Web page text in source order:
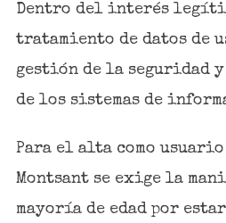
Dentro del interés
tratamiento de datos de
gestión de la seguridad
de los sistemas de
Para el alta como usuario
Montsant se exige la
mayoría de edad por